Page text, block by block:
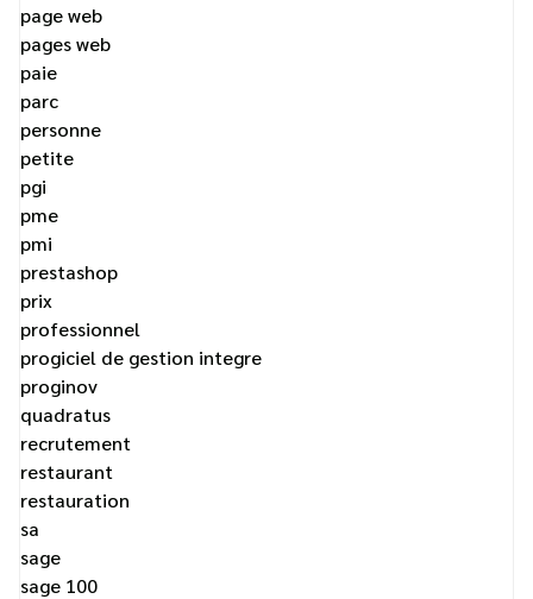
page web
pages web
paie
parc
personne
petite
pgi
pme
pmi
prestashop
prix
professionnel
progiciel de gestion integre
proginov
quadratus
recrutement
restaurant
restauration
sa
sage
sage 100